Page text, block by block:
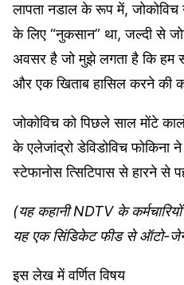
लापता नडाल के रूप में, जोकोविच
के लिए “नुकसान” था, जल्दी से
अवसर है जो मुझे लगता है कि हम
और एक खिताब हासिल करने की
जोकोविच को पिछले साल मोंटे
के एलेजांद्रो डेविडोविच फोकिना
स्टेफानोस त्सिटिपास से हारने
(यह कहानी NDTV के कर्मचारियों
यह एक सिंडिकेट फीड से ऑटो-
इस लेख में वर्णित विषय